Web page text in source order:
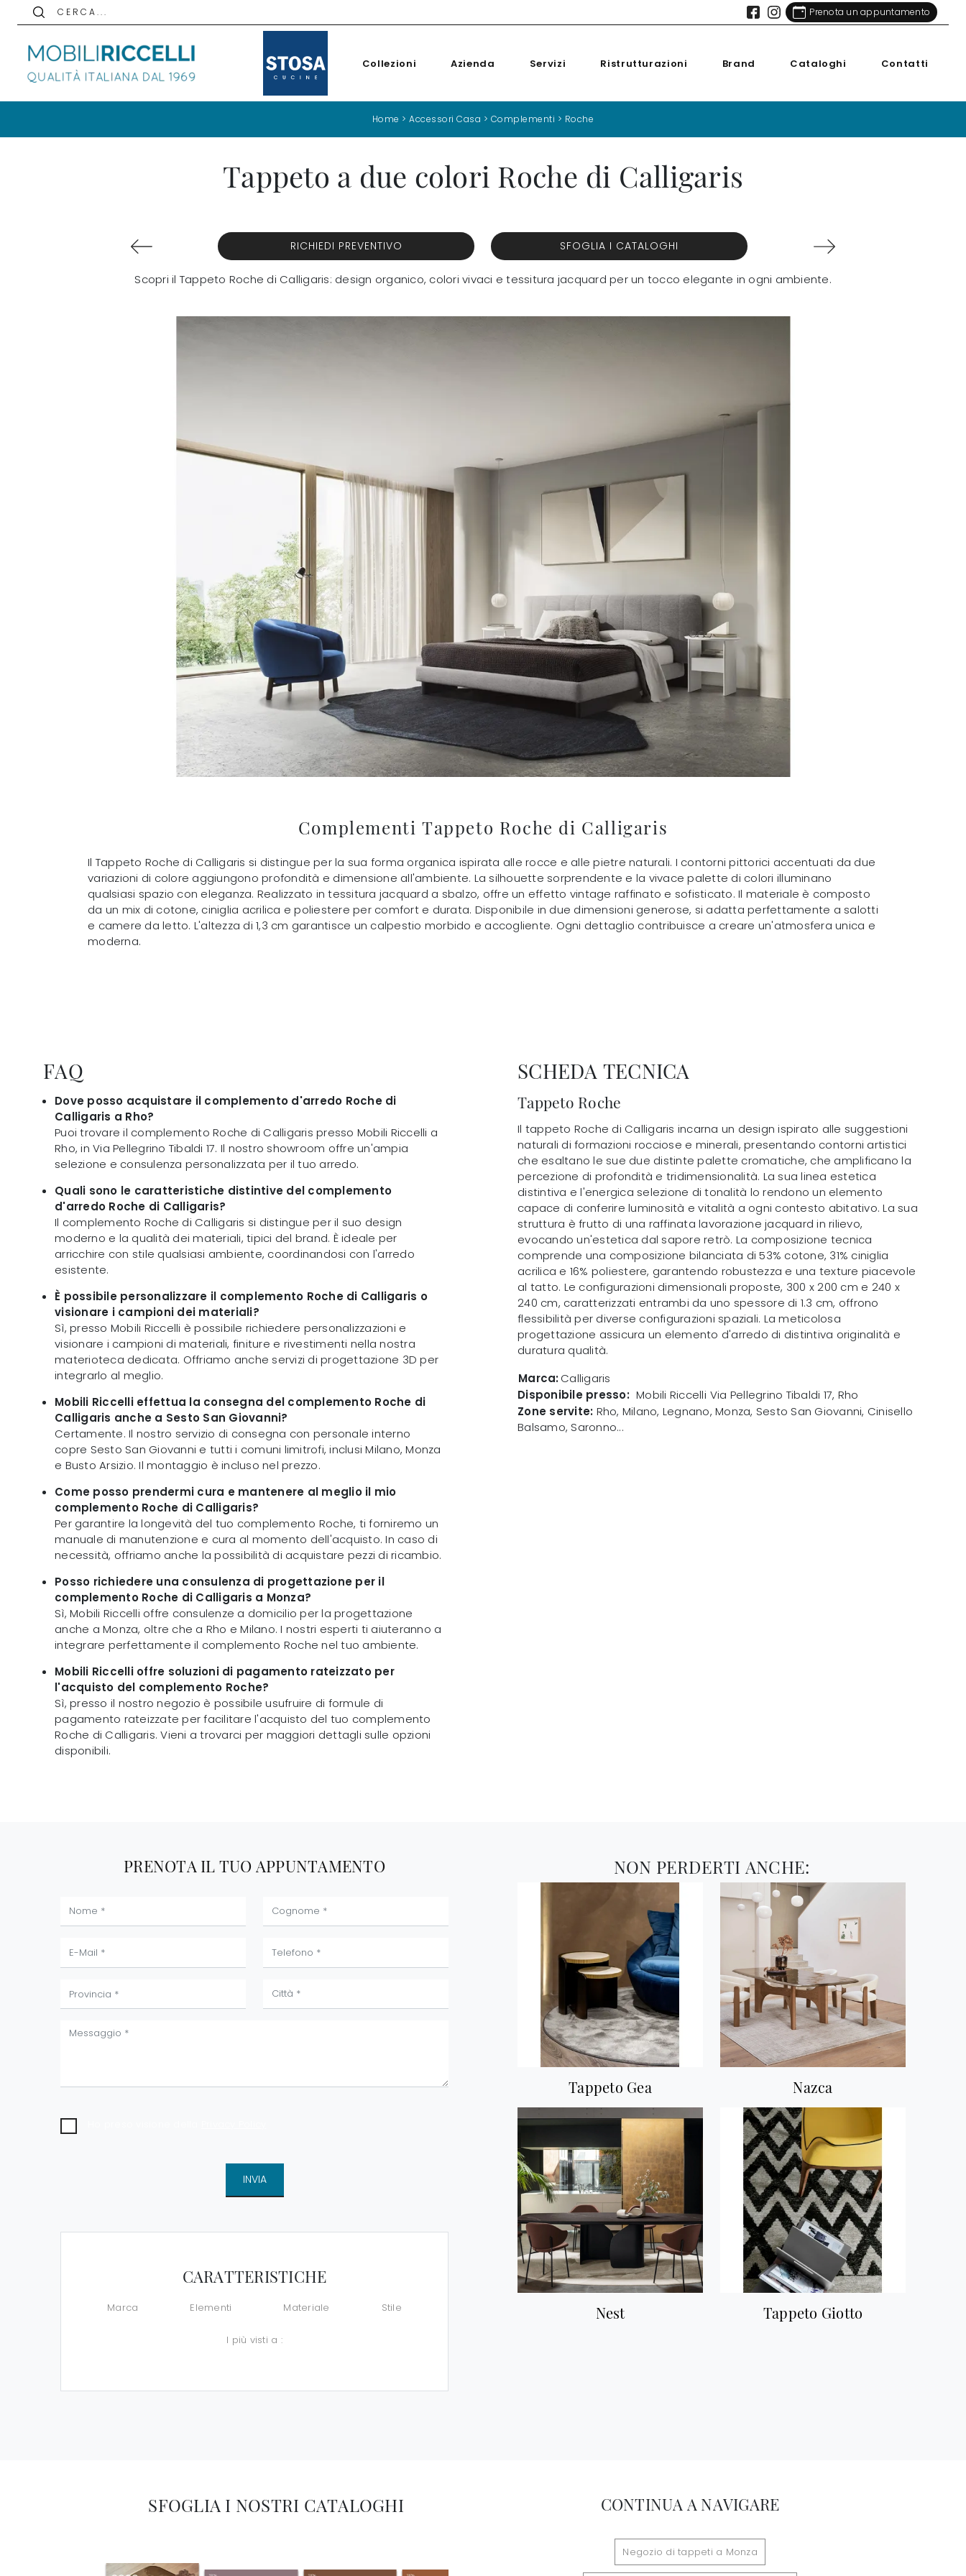
C E R C A . . . Prenota un appuntamento
Collezioni Azienda Servizi Ristrutturazioni Brand Cataloghi Contatti
Home >Accessori Casa > Complementi > Roche
Tappeto a due colori Roche di Calligaris
RICHIEDI PREVENTIVO SFOGLIA I CATALOGHI
Scopri il Tappeto Roche di Calligaris: design organico, colori vivaci e tessitura jacquard per un tocco elegante in ogni ambiente.
Complementi Tappeto Roche di Calligaris
Il Tappeto Roche di Calligaris si distingue per la sua forma organica ispirata alle rocce e alle pietre naturali. I contorni pittorici accentuati da due
variazioni di colore aggiungono profondità e dimensione all'ambiente. La silhouette sorprendente e la vivace palette di colori illuminano
qualsiasi spazio con eleganza. Realizzato in tessitura jacquard a sbalzo, offre un effetto vintage raffinato e sofisticato. Il materiale è composto
da un mix di cotone, ciniglia acrilica e poliestere per comfort e durata. Disponibile in due dimensioni generose, si adatta perfettamente a salotti
e camere da letto. L'altezza di 1,3 cm garantisce un calpestio morbido e accogliente. Ogni dettaglio contribuisce a creare un'atmosfera unica e
moderna.
FAQ
Dove posso acquistare il complemento d'arredo Roche di
Calligaris a Rho?
Puoi trovare il complemento Roche di Calligaris presso Mobili Riccelli a
Rho, in Via Pellegrino Tibaldi 17. Il nostro showroom offre un'ampia
selezione e consulenza personalizzata per il tuo arredo.
Quali sono le caratteristiche distintive del complemento
d'arredo Roche di Calligaris?
Il complemento Roche di Calligaris si distingue per il suo design
moderno e la qualità dei materiali, tipici del brand. È ideale per
arricchire con stile qualsiasi ambiente, coordinandosi con l'arredo
esistente.
È possibile personalizzare il complemento Roche di Calligaris o
visionare i campioni dei materiali?
Sì, presso Mobili Riccelli è possibile richiedere personalizzazioni e
visionare i campioni di materiali, finiture e rivestimenti nella nostra
materioteca dedicata. Offriamo anche servizi di progettazione 3D per
integrarlo al meglio.
Mobili Riccelli effettua la consegna del complemento Roche di
Calligaris anche a Sesto San Giovanni?
Certamente. Il nostro servizio di consegna con personale interno
copre Sesto San Giovanni e tutti i comuni limitrofi, inclusi Milano, Monza
e Busto Arsizio. Il montaggio è incluso nel prezzo.
Come posso prendermi cura e mantenere al meglio il mio
complemento Roche di Calligaris?
Per garantire la longevità del tuo complemento Roche, ti forniremo un
manuale di manutenzione e cura al momento dell'acquisto. In caso di
necessità, offriamo anche la possibilità di acquistare pezzi di ricambio.
Posso richiedere una consulenza di progettazione per il
complemento Roche di Calligaris a Monza?
Sì, Mobili Riccelli offre consulenze a domicilio per la progettazione
anche a Monza, oltre che a Rho e Milano. I nostri esperti ti aiuteranno a
integrare perfettamente il complemento Roche nel tuo ambiente.
Mobili Riccelli offre soluzioni di pagamento rateizzato per
l'acquisto del complemento Roche?
Sì, presso il nostro negozio è possibile usufruire di formule di
pagamento rateizzate per facilitare l'acquisto del tuo complemento
Roche di Calligaris. Vieni a trovarci per maggiori dettagli sulle opzioni
disponibili.
SCHEDA TECNICA
Tappeto Roche
Il tappeto Roche di Calligaris incarna un design ispirato alle suggestioni
naturali di formazioni rocciose e minerali, presentando contorni artistici
che esaltano le sue due distinte palette cromatiche, che amplificano la
percezione di profondità e tridimensionalità. La sua linea estetica
distintiva e l'energica selezione di tonalità lo rendono un elemento
capace di conferire luminosità e vitalità a ogni contesto abitativo. La sua
struttura è frutto di una raffinata lavorazione jacquard in rilievo,
evocando un'estetica dal sapore retrò. La composizione tecnica
comprende una composizione bilanciata di 53% cotone, 31% ciniglia
acrilica e 16% poliestere, garantendo robustezza e una texture piacevole
al tatto. Le configurazioni dimensionali proposte, 300 x 200 cm e 240 x
240 cm, caratterizzati entrambi da uno spessore di 1.3 cm, offrono
flessibilità per diverse configurazioni spaziali. La meticolosa
progettazione assicura un elemento d'arredo di distintiva originalità e
duratura qualità.
Marca:Calligaris
Disponibile presso: Mobili Riccelli Via Pellegrino Tibaldi 17, Rho
Zone servite: Rho, Milano, Legnano, Monza, Sesto San Giovanni, Cinisello
Balsamo, Saronno...
PRENOTA IL TUO APPUNTAMENTO
INVIA
CARATTERISTICHE
Marca Elementi Materiale Stile
I più visti a :
NON PERDERTI ANCHE:
Tappeto Gea Nazca
Nest Tappeto Giotto
SFOGLIA I NOSTRI CATALOGHI CONTINUA A NAVIGARE
Negozio di tappeti a Monza